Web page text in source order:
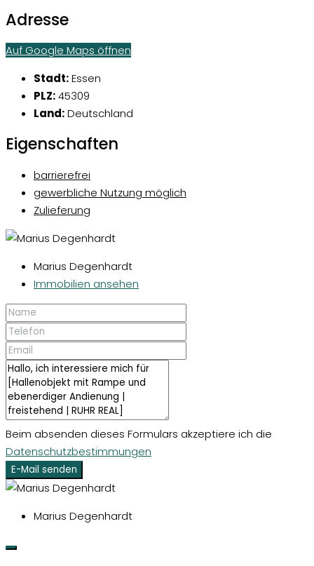
Adresse
Auf Google Maps öffnen
Stadt:Essen
PLZ:45309
Land:Deutschland
Eigenschaften
barrierefrei
gewerbliche Nutzung möglich
Zulieferung
Marius Degenhardt
Immobilien ansehen
Beim absenden dieses Formulars akzeptiere ich die
Datenschutzbestimmungen
E-Mail senden
Marius Degenhardt